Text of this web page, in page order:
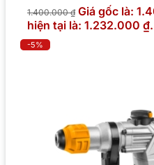
1.400.000₫ Giá gốc là:
hiện tại là: 1.232.000 ₫.
-5%